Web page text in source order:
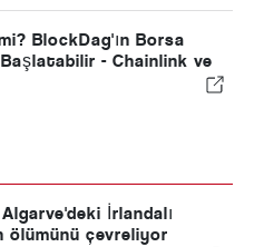
BlockDag'ın Borsa
- Chainlink ve
Fazla Bilgi
İrlandalı
çevreliyor